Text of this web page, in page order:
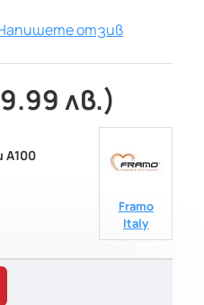
отзив
лв.)
A100
Framo
Italy